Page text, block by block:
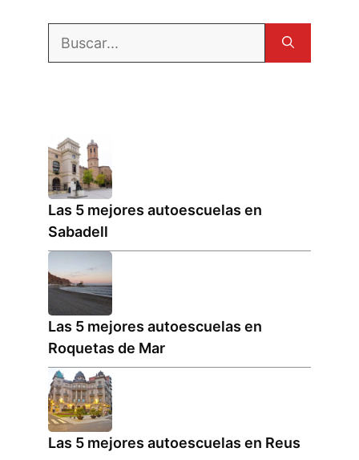
Las 5 mejores autoescuelas en
Sabadell
Las 5 mejores autoescuelas en
Roquetas de Mar
Las 5 mejores autoescuelas en Reus